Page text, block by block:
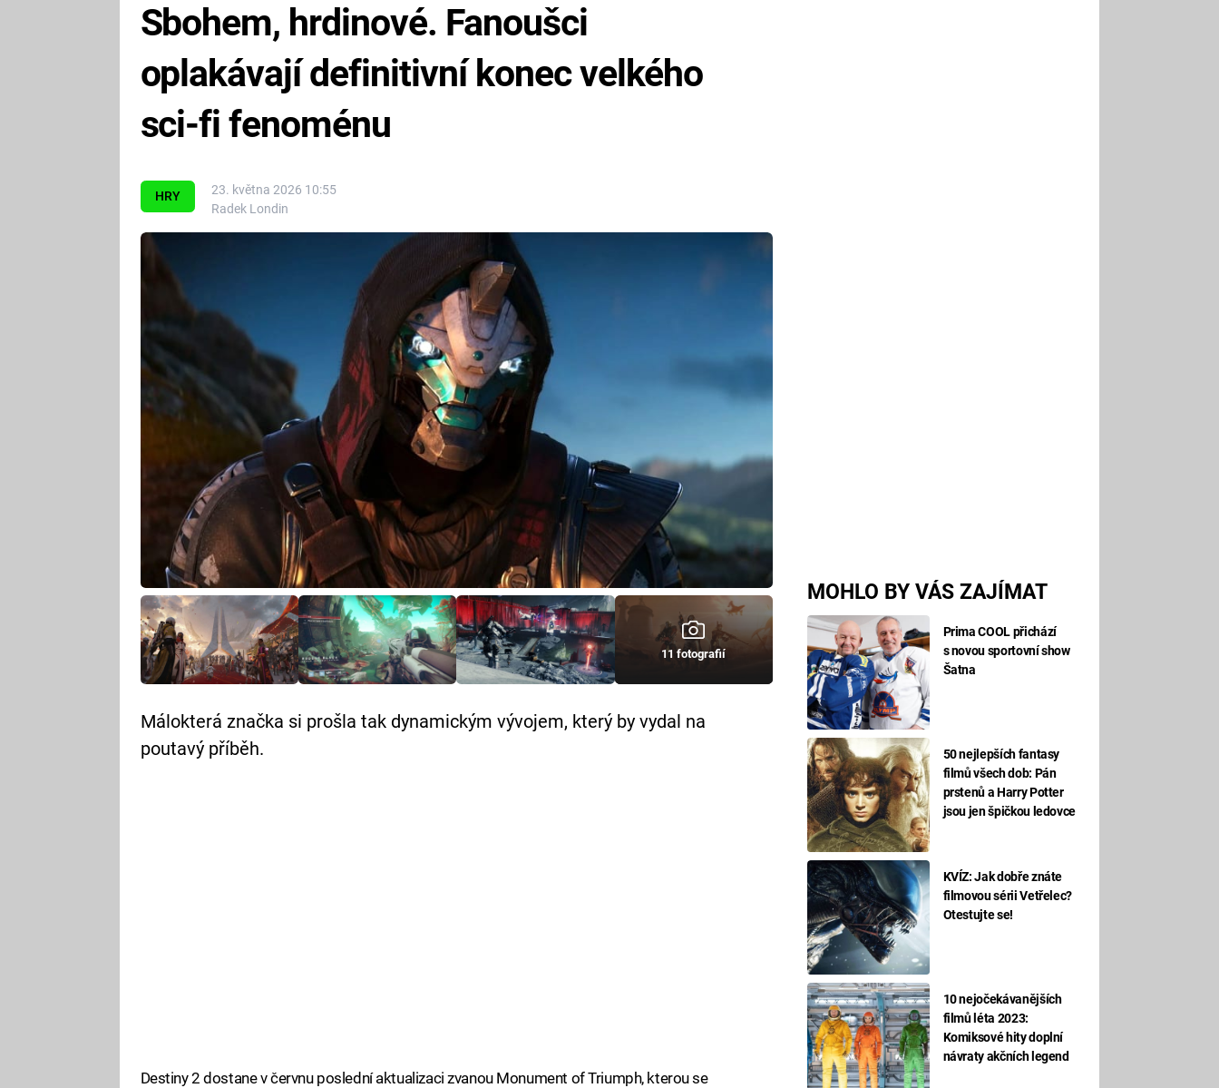
HRY
23. května 2026 10:55
Radek Londin
MOHLO BY VÁS ZAJÍMAT
Prima COOL přichází
s novou sportovní show
Šatna
50 nejlepších fantasy
filmů všech dob: Pán
prstenů a Harry Potter
jsou jen špičkou ledovce
KVÍZ: Jak dobře znáte
filmovou sérii Vetřelec?
Otestujte se!
10 nejočekávanějších
filmů léta 2023:
Komiksové hity doplní
návraty akčních legend
Sbohem, hrdinové. Fanoušci
oplakávají definitivní konec velkého
sci-fi fenoménu
11 fotografií
Málokterá značka si prošla tak dynamickým vývojem, který by vydal na
poutavý příběh.
Destiny 2 dostane v červnu poslední aktualizaci zvanou Monument of Triumph, kterou se